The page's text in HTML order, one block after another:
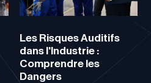
Les Risques Auditifs
dans l'Industrie :
Comprendre les
Dangers